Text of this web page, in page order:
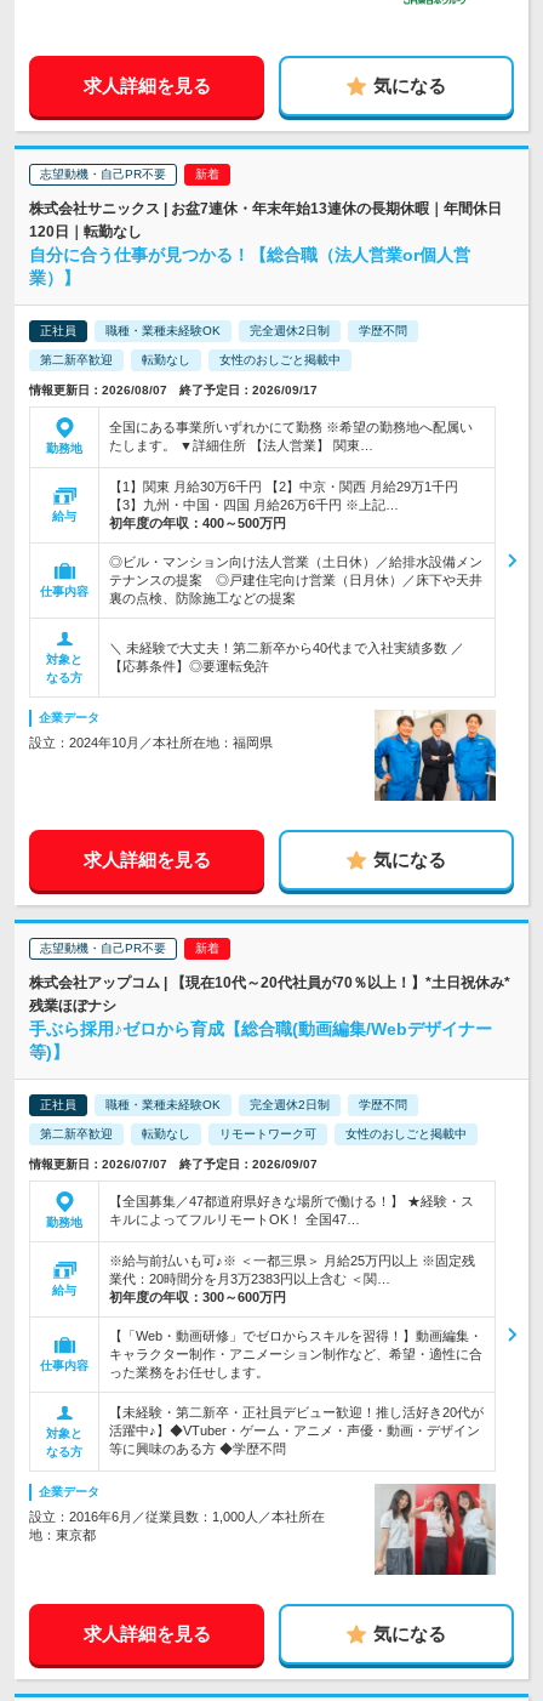
求人詳細を見る 気になる
志望動機・自己PR不要
株式会社サニックス | お盆7連休・年末年始13連休の長期休暇｜年間休日
120日｜転勤なし
自分に合う仕事が見つかる！【総合職（法人営業or個人営
業）】
正社員 職種・業種未経験OK 完全週休2日制 学歴不問
第二新卒歓迎 転勤なし 女性のおしごと掲載中
情報更新日：2026/08/07 終了予定日：2026/09/17
勤務地
全国にある事業所いずれかにて勤務 ※希望の勤務地へ配属い
たします。 ▼詳細住所 【法人営業】 関東…
給与
【1】関東 月給30万6千円 【2】中京・関西 月給29万1千円
【3】九州・中国・四国 月給26万6千円 ※上記…
初年度の年収： 400～500万円
仕事内容
◎ビル・マンション向け法人営業（土日休）／給排水設備メン
テナンスの提案 ◎戸建住宅向け営業（日月休）／床下や天井
裏の点検、防除施工などの提案
対象と
なる方
＼ 未経験で大丈夫！第二新卒から40代まで入社実績多数 ／
【応募条件】◎要運転免許
企業データ
設立：2024年10月／本社所在地：福岡県
求人詳細を見る 気になる
志望動機・自己PR不要
株式会社アップコム | 【現在10代～20代社員が70％以上！】*土日祝休み*
残業ほぼナシ
手ぶら採用♪ゼロから育成【総合職(動画編集/Webデザイナー
等)】
正社員 職種・業種未経験OK 完全週休2日制 学歴不問
第二新卒歓迎 転勤なし リモートワーク可 女性のおしごと掲載中
情報更新日：2026/07/07 終了予定日：2026/09/07
勤務地
【全国募集／47都道府県好きな場所で働ける！】 ★経験・ス
キルによってフルリモートOK！ 全国47…
給与
※給与前払いも可♪※ ＜一都三県＞ 月給25万円以上 ※固定残
業代：20時間分を月3万2383円以上含む ＜関…
初年度の年収： 300～600万円
仕事内容
【「Web・動画研修」でゼロからスキルを習得！】動画編集・
キャラクター制作・アニメーション制作など、希望・適性に合
った業務をお任せします。
対象と
なる方
【未経験・第二新卒・正社員デビュー歓迎！推し活好き20代が
活躍中♪】◆VTuber・ゲーム・アニメ・声優・動画・デザイン
等に興味のある方 ◆学歴不問
企業データ
設立：2016年6月／従業員数：1,000人／本社所在
地：東京都
求人詳細を見る 気になる